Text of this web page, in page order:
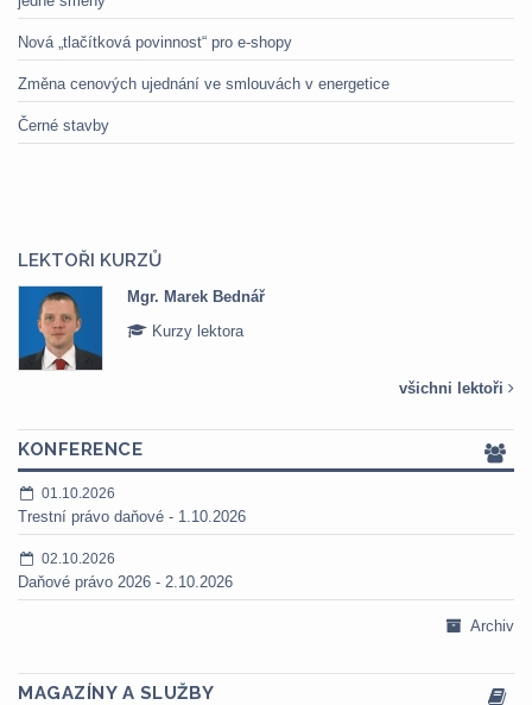
Nová „tlačítková povinnost“ pro e-shopy
Změna cenových ujednání ve smlouvách v energetice
Černé stavby
LEKTOŘI KURZŮ
Mgr. Marek Bednář
Kurzy lektora
všichni lektoři
KONFERENCE
01.10.2026
Trestní právo daňové - 1.10.2026
02.10.2026
Daňové právo 2026 - 2.10.2026
Archiv
MAGAZÍNY A SLUŽBY